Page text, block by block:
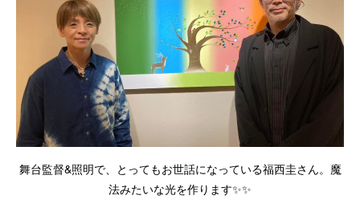
舞台監督&照明で、とってもお世話になっている福西圭さん。魔
法みたいな光を作ります✨✨